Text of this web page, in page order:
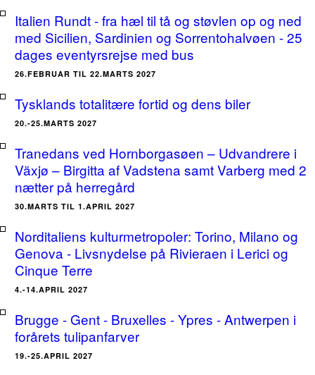
Italien Rundt - fra hæl til tå og støvlen op og ned
med Sicilien, Sardinien og Sorrentohalvøen - 25
dages eventyrsrejse med bus
26.FEBRUAR TIL 22.MARTS 2027
Tysklands totalitære fortid og dens biler
20.-25.MARTS 2027
Tranedans ved Hornborgasøen – Udvandrere i
Växjø – Birgitta af Vadstena samt Varberg med 2
nætter på herregård
30.MARTS TIL 1.APRIL 2027
Norditaliens kulturmetropoler: Torino, Milano og
Genova - Livsnydelse på Rivieraen i Lerici og
Cinque Terre
4.-14.APRIL 2027
Brugge - Gent - Bruxelles - Ypres - Antwerpen i
forårets tulipanfarver
19.-25.APRIL 2027